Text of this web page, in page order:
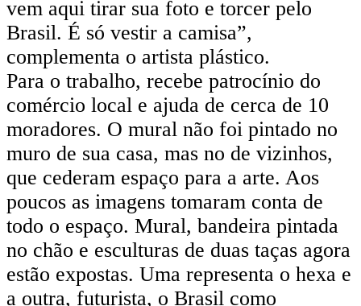
vem aqui tirar sua foto e torcer pelo
Brasil. É só vestir a camisa”,
complementa o artista plástico.
Para o trabalho, recebe patrocínio do
comércio local e ajuda de cerca de 10
moradores. O mural não foi pintado no
muro de sua casa, mas no de vizinhos,
que cederam espaço para a arte. Aos
poucos as imagens tomaram conta de
todo o espaço. Mural, bandeira pintada
no chão e esculturas de duas taças agora
estão expostas. Uma representa o hexa e
a outra, futurista, o Brasil como